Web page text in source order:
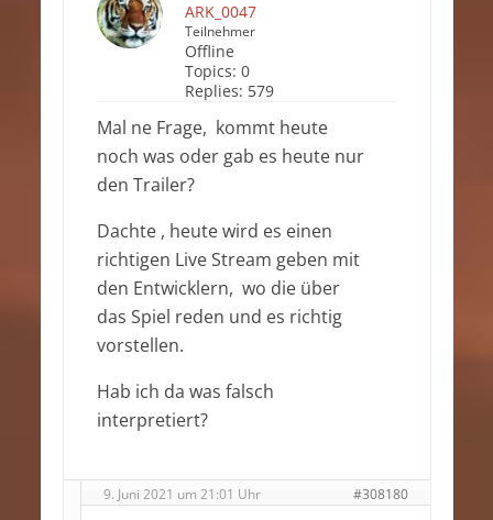
ARK_0047
Teilnehmer
Offline
Topics: 0
Replies: 579
Mal ne Frage, kommt heute
noch was oder gab es heute nur
den Trailer?
Dachte , heute wird es einen
richtigen Live Stream geben mit
den Entwicklern, wo die über
das Spiel reden und es richtig
vorstellen.
Hab ich da was falsch
interpretiert?
9. Juni 2021 um 21:01 Uhr #308180